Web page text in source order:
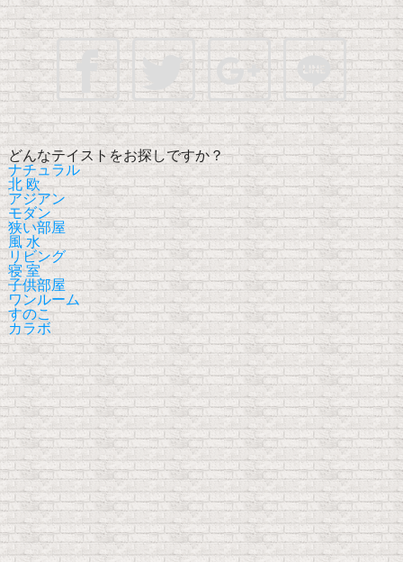
どんなテイストをお探しですか？
ナチュラル
北 欧
アジアン
モダン
狭い部屋
風 水
リビング
寝 室
子供部屋
ワンルーム
すのこ
カラボ